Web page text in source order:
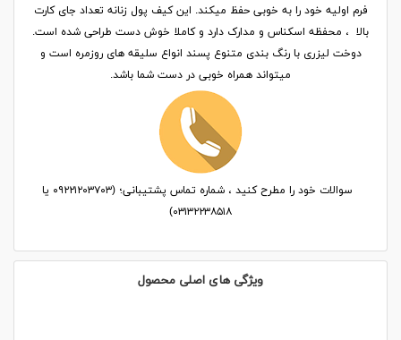
فرم اولیه خود را به خوبی حفظ میکند. این کیف پول زنانه تعداد جای کارت
بالا ، محفظه اسکناس و مدارک دارد و کاملا خوش دست طراحی شده است.
دوخت لیزری با رنگ بندی متنوع پسند انواع سلیقه های روزمره است و
میتواند همراه خوبی در دست شما باشد.
سوالات خود را مطرح کنید ، شماره تماس پشتیبانی؛ (۰۹۲۲۱۲۰۳۷۰۳ یا
۰۳۱۳۲۲۳۸۵۱۸)
ویژگی های اصلی محصول